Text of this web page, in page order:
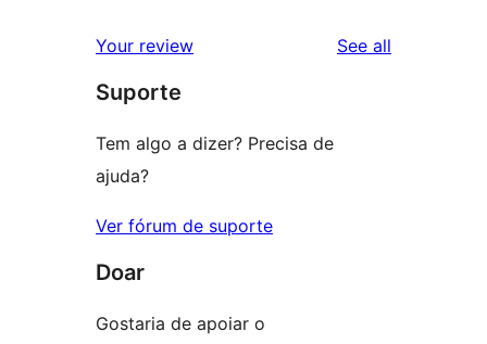
reviews
star
reviews
Your review See all
Suporte
Tem algo a dizer? Precisa de
ajuda?
Ver fórum de suporte
Doar
Gostaria de apoiar o